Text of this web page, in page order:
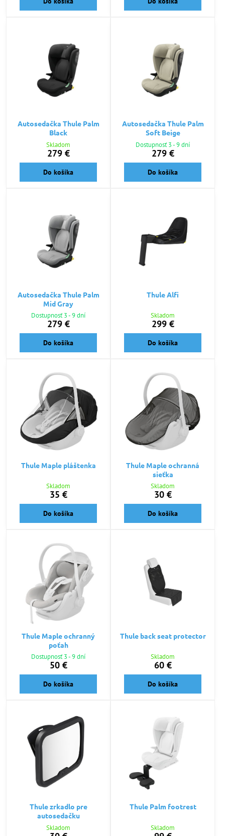
Autosedačka Thule Palm
Black
Skladom
279 €
Do košíka
Autosedačka Thule Palm
Soft Beige
Dostupnosť 3 - 9 dní
279 €
Do košíka
Autosedačka Thule Palm
Mid Gray
Dostupnosť 3 - 9 dní
279 €
Do košíka
Thule Alfi
Skladom
299 €
Do košíka
Thule Maple pláštenka
Skladom
35 €
Do košíka
Thule Maple ochranná
sieťka
Skladom
30 €
Do košíka
Thule Maple ochranný
poťah
Dostupnosť 3 - 9 dní
50 €
Do košíka
Thule back seat protector
Skladom
60 €
Do košíka
Thule zrkadlo pre
autosedačku
Skladom
Thule Palm footrest
Skladom